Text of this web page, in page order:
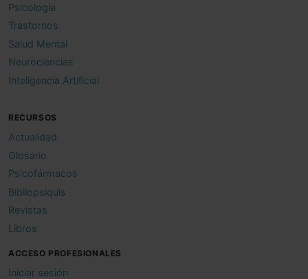
Psicología
Trastornos
Salud Mental
Neurociencias
Inteligencia Artificial
RECURSOS
Actualidad
Glosario
Psicofármacos
Bibliopsiquis
Revistas
Libros
ACCESO PROFESIONALES
Iniciar sesión